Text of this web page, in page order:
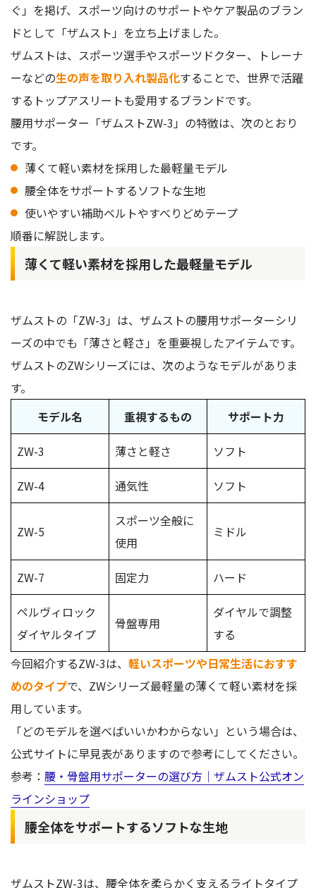
ぐ」を掲げ、スポーツ向けのサポートやケア製品のブラン
ドとして「ザムスト」を立ち上げました。
ザムストは、スポーツ選手やスポーツドクター、トレーナ
ーなどの生の声を取り入れ製品化することで、世界で活躍
するトップアスリートも愛用するブランドです。
腰用サポーター「ザムストZW-3」の特徴は、次のとおり
です。
薄くて軽い素材を採用した最軽量モデル
腰全体をサポートするソフトな生地
使いやすい補助ベルトやすべりどめテープ
順番に解説します。
薄くて軽い素材を採用した最軽量モデル
ザムストの「ZW-3」は、ザムストの腰用サポーターシリ
ーズの中でも「薄さと軽さ」を重要視したアイテムです。
ザムストのZWシリーズには、次のようなモデルがありま
す。
モデル名
重視するもの サポート力
ZW-3 薄さと軽さ ソフト
ZW-4 通気性 ソフト
ZW-5
スポーツ全般に
使用
ミドル
ZW-7 固定力 ハード
ペルヴィロック
ダイヤルタイプ
骨盤専用
ダイヤルで調整
する
今回紹介するZW-3は、 軽いスポーツや日常生活におすす
めのタイプで、ZWシリーズ最軽量の薄くて軽い素材を採
用しています。
「どのモデルを選べばいいかわからない」という場合は、
公式サイトに早見表がありますので参考にしてください。
参考： 腰・骨盤用サポーターの選び方｜ザムスト公式オン
ラインショップ
腰全体をサポートするソフトな生地
ザムストZW-3は、腰全体を柔らかく支えるライトタイプ